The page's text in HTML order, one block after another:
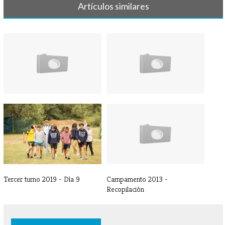
Artículos similares
Tercer turno 2019 - VIDEO
Grupo 2
Tercer turno 2019 - Día 9
Campamento 2013 -
Recopilación